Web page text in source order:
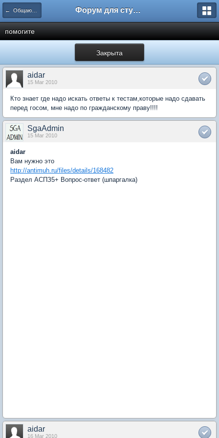
← Общаются юристы Форум для студента СГА
помогите
Закрыта
aidar
15 Mar 2010
Кто знает где надо искать ответы к тестам,которые надо сдавать
перед госом, мне надо по гражданскому праву!!!!
SgaAdmin
15 Mar 2010
aidar
Вам нужно это
http://antimuh.ru/files/details/168482
Раздел АСПЗ5+ Вопрос-ответ (шпаргалка)
aidar
16 Mar 2010